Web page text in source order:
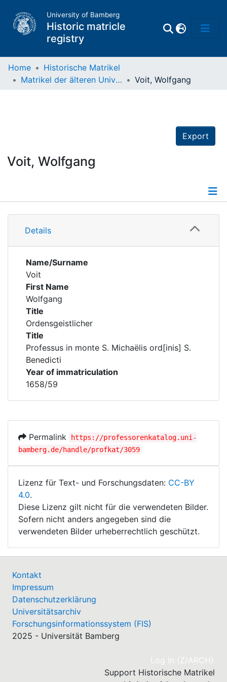
University of Bamberg
Historic matricle
registry
Home
Historische Matrikel
Matrikel der älteren Universität
Voit, Wolfgang
Export
Voit, Wolfgang
Details
Details
Name/Surname
Voit
First Name
Wolfgang
Title
Ordensgeistlicher
Title
Professus in monte S. Michaëlis ord[inis] S.
Benedicti
Year of immatriculation
1658/59
Permalink
https://professorenkatalog.uni-
bamberg.de/handle/profkat/3059
Lizenz für Text- und Forschungsdaten: CC-BY
4.0.
Diese Lizenz gilt nicht für die verwendeten Bilder.
Sofern nicht anders angegeben sind die
verwendeten Bilder urheberrechtlich geschützt.
Kontakt
Impressum
Datenschutzerklärung
Universitätsarchiv
Forschungsinformationssystem (FIS)
2025 - Universität Bamberg
Log In (Z/ARCH)
Support Historische Matrikel